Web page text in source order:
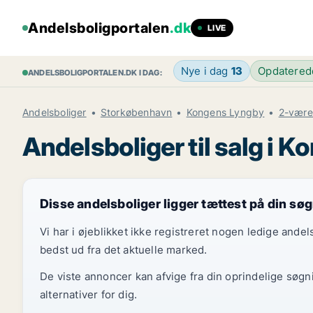
Andelsboligportalen.dk LIVE
ANDELSBOLIGPORTALEN.DK I DAG: Nye i dag 13
Andelsboliger Storkøbenhavn Kongens Lyngby 2-
Andelsboliger til salg i
Disse andelsboliger ligger tættest på din
Vi har i øjeblikket ikke registreret nogen ledige
bedst ud fra det aktuelle marked.
De viste annoncer kan afvige fra din oprindelige
alternativer for dig.